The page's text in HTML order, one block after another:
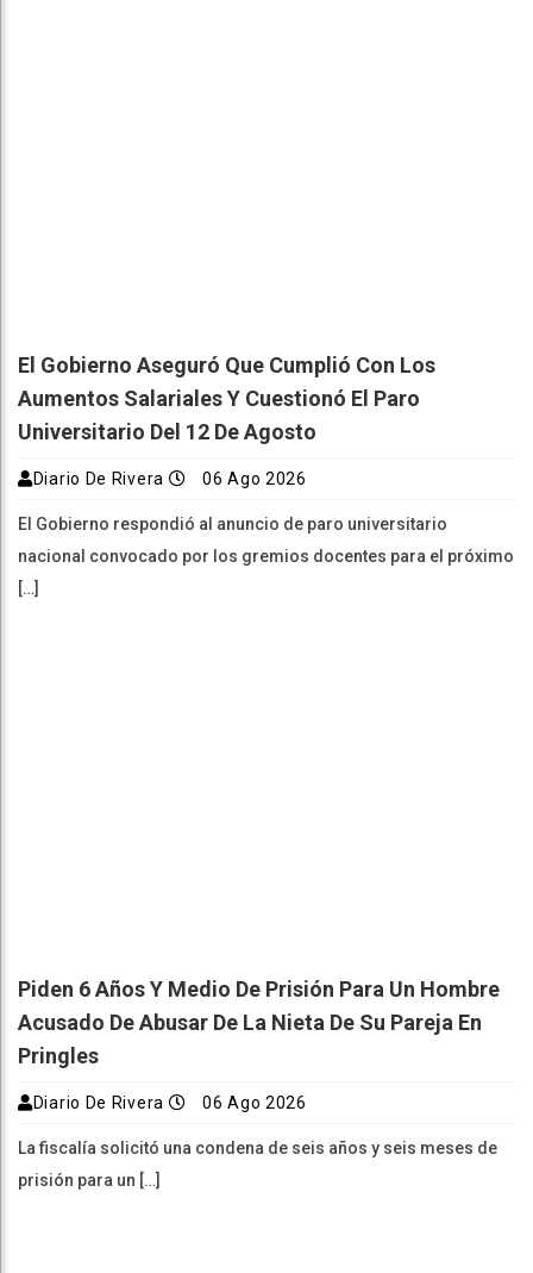
El Gobierno Aseguró Que Cumplió Con Los
Aumentos Salariales Y Cuestionó El Paro
Universitario Del 12 De Agosto
Diario De Rivera 06 Ago 2026
El Gobierno respondió al anuncio de paro universitario
nacional convocado por los gremios docentes para el próximo
[…]
Piden 6 Años Y Medio De Prisión Para Un Hombre
Acusado De Abusar De La Nieta De Su Pareja En
Pringles
Diario De Rivera 06 Ago 2026
La fiscalía solicitó una condena de seis años y seis meses de
prisión para un […]